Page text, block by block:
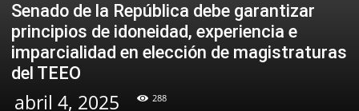
Senado de la República debe garantizar
principios de idoneidad, experiencia e
imparcialidad en elección de magistraturas
del TEEO
abril 4, 2025 288